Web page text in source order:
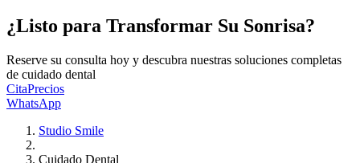
¿Listo para Transformar Su Sonrisa?
Reserve su consulta hoy y descubra nuestras soluciones completas
de cuidado dental
CitaPrecios
WhatsApp
Studio Smile
Cuidado Dental